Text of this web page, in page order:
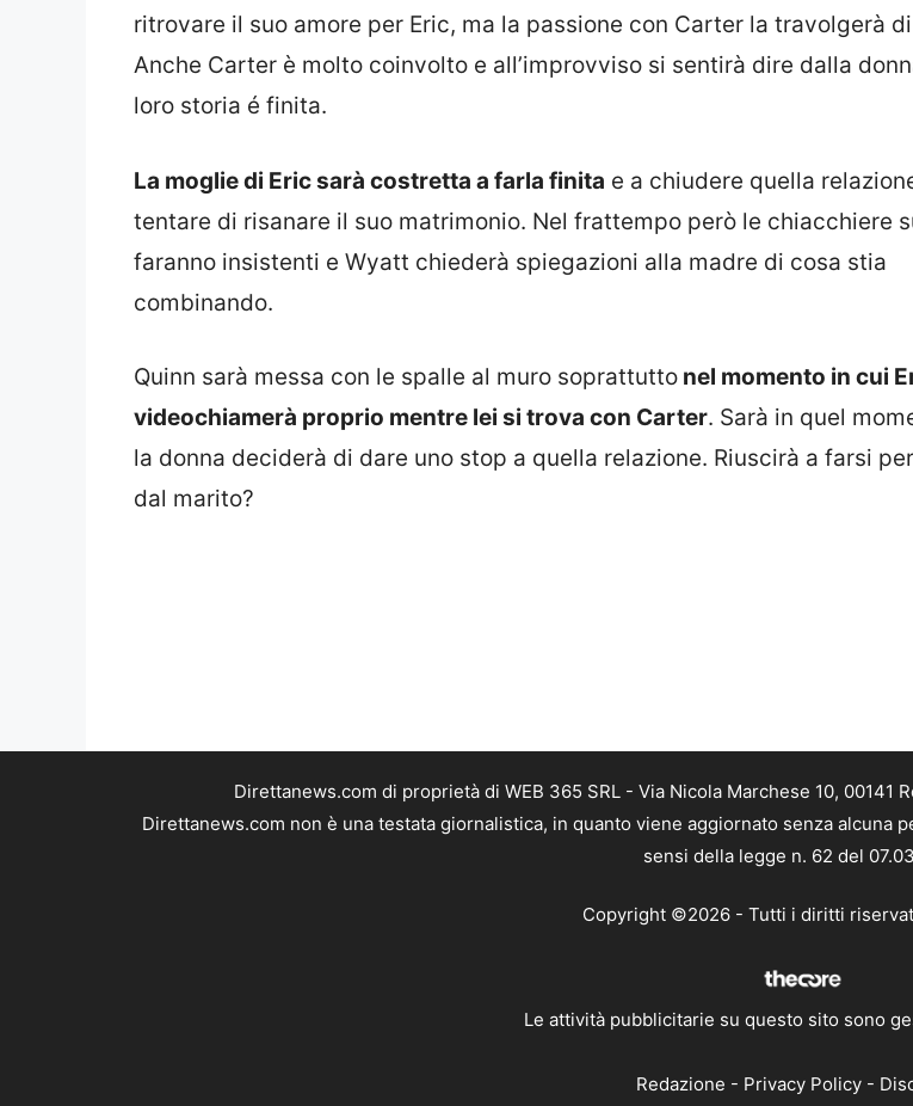
ritrovare il suo amore per Eric, ma la passione con Carter la travolgerà
Anche Carter è molto coinvolto e all’improvviso si sentirà dire dalla
loro storia é finita.
La moglie di Eric sarà costretta a farla finita e a chiudere quella
tentare di risanare il suo matrimonio. Nel frattempo però le chiacchiere
faranno insistenti e Wyatt chiederà spiegazioni alla madre di cosa stia
combinando.
Quinn sarà messa con le spalle al muro soprattutto nel momento in cui
videochiamerà proprio mentre lei si trova con Carter. Sarà in quel
la donna deciderà di dare uno stop a quella relazione. Riuscirà a farsi
dal marito?
Direttanews.com di proprietà di WEB 365 SRL - Via Nicola Marchese 10, 00141
Direttanews.com non è una testata giornalistica, in quanto viene aggiornato senza
sensi della legge n. 62 del
Copyright ©2026 - Tutti i diritti
Le attività pubblicitarie su questo sito sono
Redazione - Privacy Policy-